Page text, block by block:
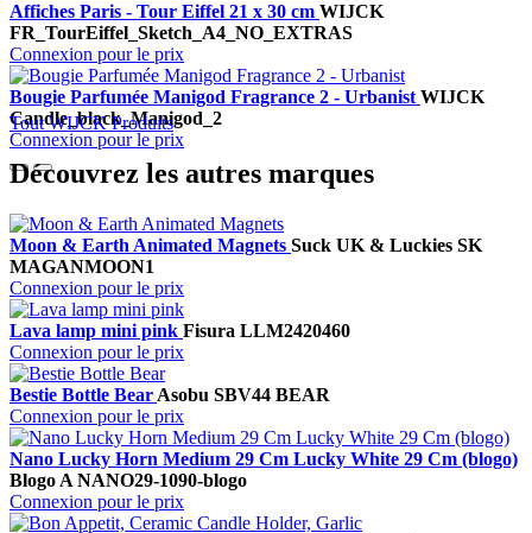
Affiches Paris - Tour Eiffel 21 x 30 cm WIJCK
FR_TourEiffel_Sketch_A4_NO_EXTRAS
Connexion pour le prix
Bougie Parfumée Manigod Fragrance 2 - UrbanistWIJCK
Candle_black_Manigod_2
Connexion pour le prix
Tout WIJCK Produits
Découvrez les autres marques
Moon & Earth Animated Magnets Suck UK & Luckies SK
MAGANMOON1
Connexion pour le prix
Lava lamp mini pink Fisura LLM2420460
Connexion pour le prix
Bestie Bottle Bear Asobu SBV44 BEAR
Connexion pour le prix
Nano Lucky Horn Medium 29 Cm Lucky White 29 Cm (blogo)
Blogo A NANO29-1090-blogo
Connexion pour le prix